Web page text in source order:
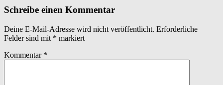
Schreibe einen Kommentar
Deine E-Mail-Adresse wird nicht veröffentlicht. Erforderliche
Felder sind mit * markiert
Kommentar *